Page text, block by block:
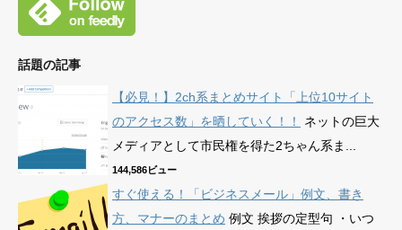
話題の記事
【必見！】2ch系まとめサイト「上位10サイト
のアクセス数」を晒していく！！
ネットの巨大
メディアとして市民権を得た2ちゃん系ま...
144,586ビュー
すぐ使える！「ビジネスメール」例文、書き
方、マナーのまとめ 例文 挨拶の定型句 ・いつ